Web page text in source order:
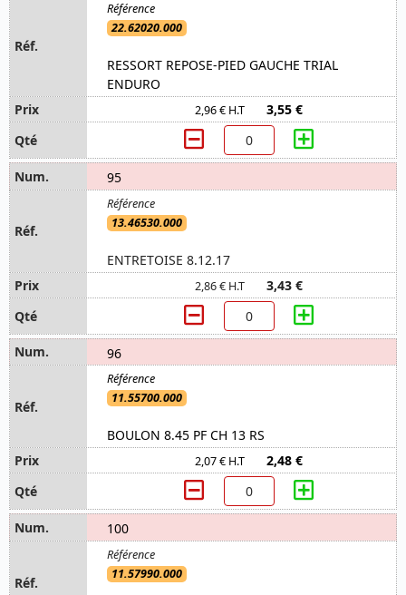
22.62020.000
RESSORT REPOSE-PIED GAUCHE TRIAL
ENDURO
2,96 € H.T 3,55 €
95
13.46530.000
ENTRETOISE 8.12.17
2,86 € H.T 3,43 €
96
11.55700.000
BOULON 8.45 PF CH 13 RS
2,07 € H.T 2,48 €
100
11.57990.000